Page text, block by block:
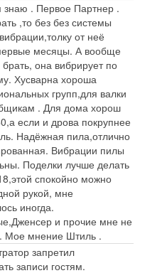
знаю . Первое Партнер .
,то без без системы
от неё
месяцы. А вообще
она вибрирует по
Хусварна хороша
групп,для валки
. Для дома хорош
если и дрова покрупнее
Надёжная пила,отлично
Вибрации пилы
Поделки лучше делать
спокойно можно
рукой, мне
иногда.
и прочие мне не
Мое мнение Штиль .
запретил
записи гостям.